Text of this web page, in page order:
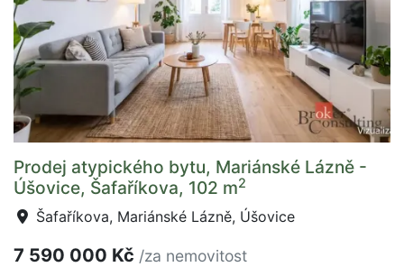
Prodej atypického bytu, Mariánské Lázně -
Úšovice, Šafaříkova, 102 m2
Šafaříkova, Mariánské Lázně, Úšovice
7 590 000 Kč /za nemovitost